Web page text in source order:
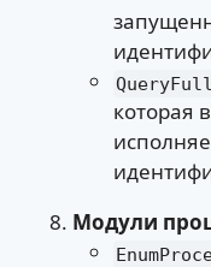
которая
Модули